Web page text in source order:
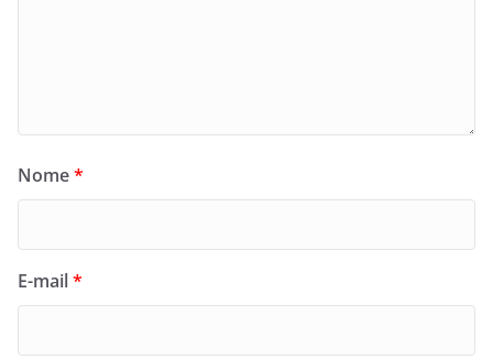
Nome*
E-mail*